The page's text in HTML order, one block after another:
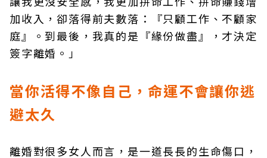
加收入，卻落得前夫數落：『只顧工作、不顧家
庭』。到最後，我真的是『緣份做盡』，才決定
簽字離婚。」
當你活得不像自己，命運不會讓你逃
避太久
離婚對很多女人而言，是一道長長的生命傷口，